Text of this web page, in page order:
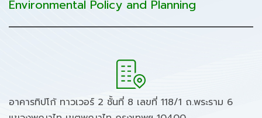
Environmental Policy and Planning
อาคารทิปโก้ ทาวเวอร์ 2 ชั้นที่ 8 เลขที่ 118/1 ถ.พระราม 6